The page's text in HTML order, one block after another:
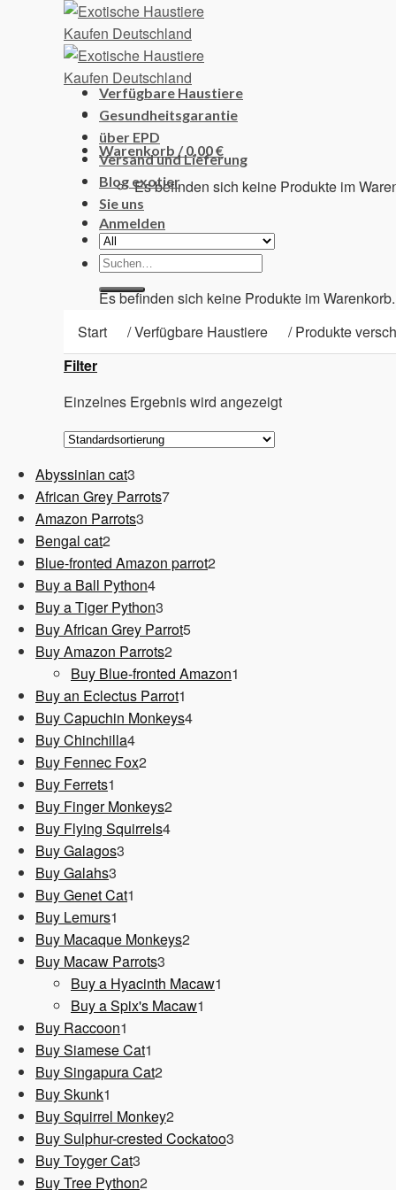
Warenkorb /0,00€
Es befinden sich keine Produkte im
Anmelden
Warenkorb
Es befinden sich keine Produkte im Warenkorb.
Verfügbare Haustiere
Gesundheitsgarantie
über EPD
Versand und Lieferung
Blog exotier
Sie uns
Suchen
nach:
Start /Verfügbare Haustiere /Produkte
Filter
Einzelnes Ergebnis wird angezeigt
Abyssinian cat3
Produkte
African Grey Parrots77
Amazon Parrots3
Bengal cat22
Produkte
Blue-fronted Amazon parrot22
Buy a Ball Python44
Produkte
Buy a Tiger Python3
Produkte
Buy African Grey Parrot55
Buy Amazon Parrots22
Produkte
Buy Blue-fronted Amazon1
Buy an Eclectus Parrot1
Produkt
Buy Capuchin Monkeys44
Buy Chinchilla44
Produkte
Buy Fennec Fox22
Buy Ferrets1
Produkt
Buy Finger Monkeys22
Buy Flying Squirrels44
Buy Galagos3
Buy Galahs3
Produkte
Buy Genet Cat1
Buy Lemurs1
Produkt
Buy Macaque Monkeys22
Buy Macaw Parrots3
Produkte
Buy a Hyacinth Macaw1
Buy a Spix's Macaw1
Buy Raccoon1
Produkt
Buy Siamese Cat1
Produkt
Buy Singapura Cat22
Buy Skunk1
Produkt
Buy Squirrel Monkey22
Produkte
Buy Sulphur-crested Cockatoo3
Buy Toyger Cat3
Produkte
Buy Tree Python22